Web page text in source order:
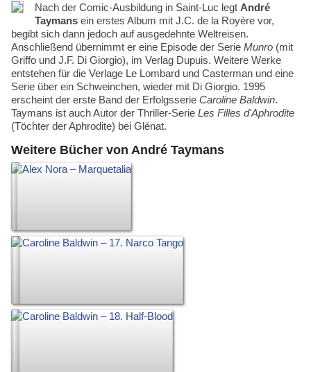
Nach der Comic-Ausbildung in Saint-Luc legt André
Taymans ein erstes Album mit J.C. de la Royère vor,
begibt sich dann jedoch auf ausgedehnte Weltreisen.
Anschließend übernimmt er eine Episode der Serie Munro (mit
Griffo und J.F. Di Giorgio), im Verlag Dupuis. Weitere Werke
entstehen für die Verlage Le Lombard und Casterman und eine
Serie über ein Schweinchen, wieder mit Di Giorgio. 1995
erscheint der erste Band der Erfolgsserie Caroline Baldwin.
Taymans ist auch Autor der Thriller-Serie Les Filles d'Aphrodite
(Töchter der Aphrodite) bei Glénat.
Weitere Bücher von André Taymans